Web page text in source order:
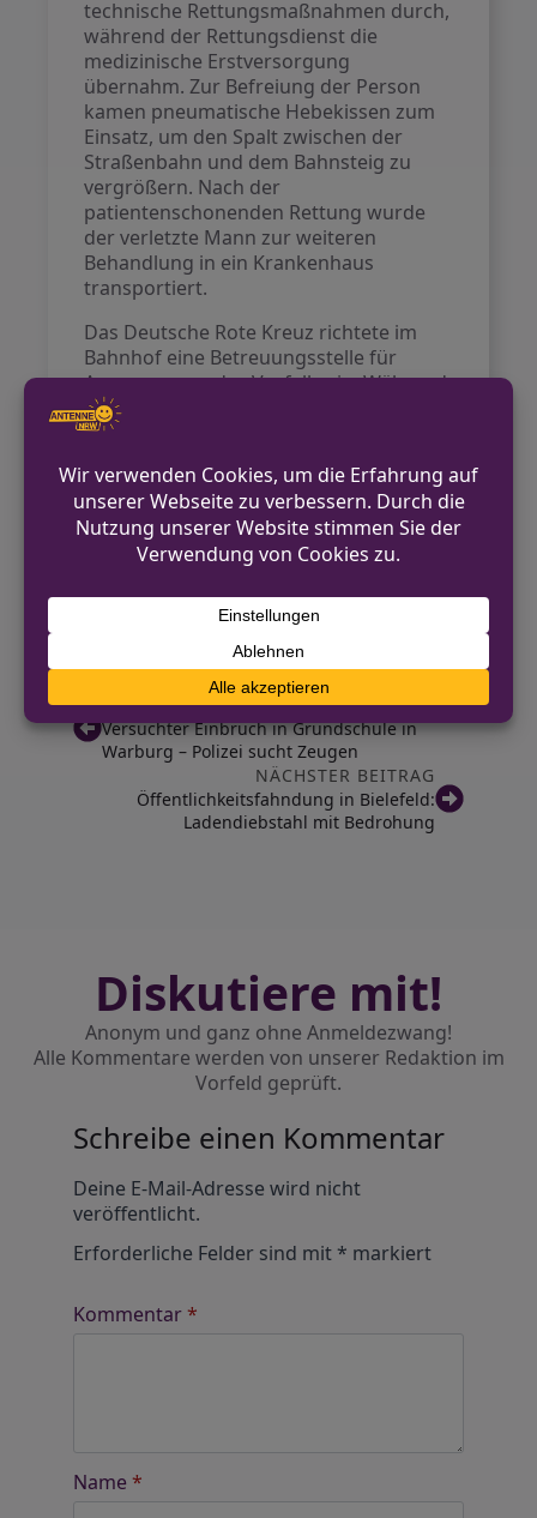
technische Rettungsmaßnahmen durch,
während der Rettungsdienst die
medizinische Erstversorgung
übernahm. Zur Befreiung der Person
kamen pneumatische Hebekissen zum
Einsatz, um den Spalt zwischen der
Straßenbahn und dem Bahnsteig zu
vergrößern. Nach der
patientenschonenden Rettung wurde
der verletzte Mann zur weiteren
Behandlung in ein Krankenhaus
transportiert.
Das Deutsche Rote Kreuz richtete im
Bahnhof eine Betreuungsstelle für
Augenzeugen des Vorfalls ein. Während
der Rettungsmaßnahmen kam es zu
Einschränkungen im öffentlichen
Verkehrsbehinderungen. Die Polizei hat
die Ermittlungen zur Ursache des
Vorfalls aufgenommen. Insgesamt
waren rund 40 Einsatzkräfte von
VORHERIGER BEITRAG
Versuchter Einbruch in Grundschule in
Warburg – Polizei sucht Zeugen
NÄCHSTER BEITRAG
Öffentlichkeitsfahndung in Bielefeld:
Ladendiebstahl mit Bedrohung
Diskutiere mit!
Anonym und ganz ohne Anmeldezwang!
Alle Kommentare werden von unserer Redaktion im
Vorfeld geprüft.
Schreibe einen Kommentar
Deine E-Mail-Adresse wird nicht
veröffentlicht.
Erforderliche Felder sind mit* markiert
Kommentar*
Name *